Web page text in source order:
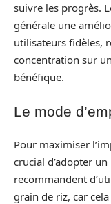
suivre les progrès.
générale une
utilisateurs fidèles,
concentration sur
bénéfique.
Le mode
Pour maximiser
crucial d’adopter
recommandent
grain de riz, car